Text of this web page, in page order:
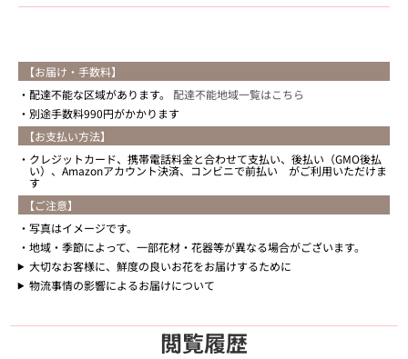
【お届け・手数料】
配達不能な区域があります。 配達不能地域一覧はこちら
別途手数料990円がかかります
【お支払い方法】
クレジットカード、携帯電話料金と合わせて支払い、後払い（GMO後払
い）、Amazonアカウント決済、コンビニで前払い がご利用いただけま
す
【ご注意】
写真はイメージです。
地域・季節によって、一部花材・花器等が異なる場合がございます。
大切なお客様に、鮮度の良いお花をお届けするために
物流事情の影響によるお届けについて
閲覧履歴